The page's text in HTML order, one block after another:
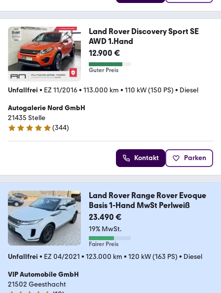
Land Rover Discovery Sport SE
AWD 1.Hand
12.900 €
Guter Preis
Unfallfrei • EZ 11/2016• 113.000 km • 110 kW (150 PS) • Diesel
Autogalerie Nord GmbH
21435 Stelle
4.8 Sterne
(344)
Kontakt Parken
Land Rover Range Rover Evoque
Basis 1-Hand MwSt Perlweiß
23.490 €
19% MwSt.
Fairer Preis
Unfallfrei • EZ 04/2021 • 123.000 km • 120 kW (163 PS) • Diesel
VIP Automobile GmbH
21502 Geesthacht